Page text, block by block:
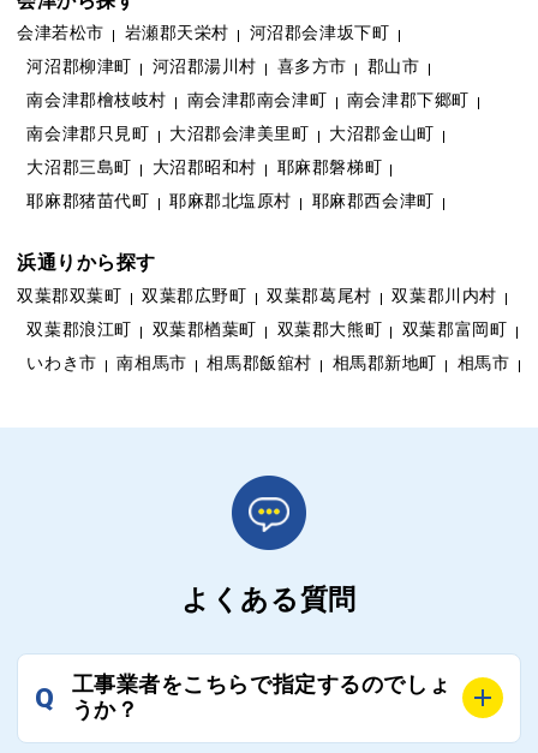
会津若松市 岩瀬郡天栄村
河沼郡会津坂下町
河沼郡柳津町
河沼郡湯川村 喜多方市
郡山市
南会津郡檜枝岐村
南会津郡南会津町
南会津郡下郷町
南会津郡只見町
大沼郡会津美里町
大沼郡金山町
大沼郡三島町
大沼郡昭和村
耶麻郡磐梯町
耶麻郡猪苗代町
耶麻郡北塩原村 耶麻郡西会津町
浜通りから探す
双葉郡双葉町 双葉郡広野町 双葉郡葛尾村
双葉郡川内村
双葉郡浪江町
双葉郡楢葉町 双葉郡大熊町
双葉郡富岡町
いわき市
南相馬市 相馬郡飯舘村 相馬郡新地町 相馬市
よくある質問
Q
工事業者をこちらで指定するのでしょ
うか？